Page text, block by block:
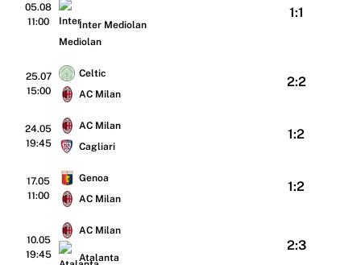
05.08
11:00
Inter Mediolan
1:1
25.07
15:00
Celtic
AC Milan
2:2
24.05
19:45
AC Milan
Cagliari
1:2
17.05
11:00
Genoa
AC Milan
1:2
10.05
19:45
AC Milan
Atalanta
2:3